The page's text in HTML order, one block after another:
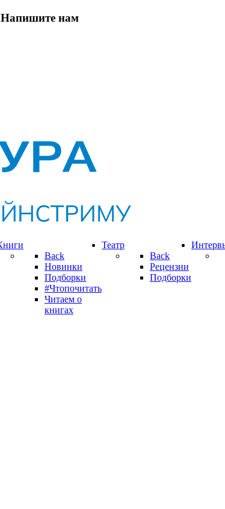
Напишите нам
Back
Новинки
Подборки
#Чтопочитать
Читаем о
книгах
Театр
Back
Рецензии
Подборки